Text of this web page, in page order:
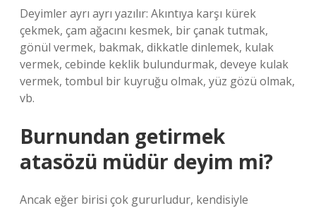
Deyimler ayrı ayrı yazılır: Akıntıya karşı kürek
çekmek, çam ağacını kesmek, bir çanak tutmak,
gönül vermek, bakmak, dikkatle dinlemek, kulak
vermek, cebinde keklik bulundurmak, deveye kulak
vermek, tombul bir kuyruğu olmak, yüz gözü olmak,
vb.
Burnundan getirmek
atasözü müdür deyim mi?
Ancak eğer birisi çok gururludur, kendisiyle